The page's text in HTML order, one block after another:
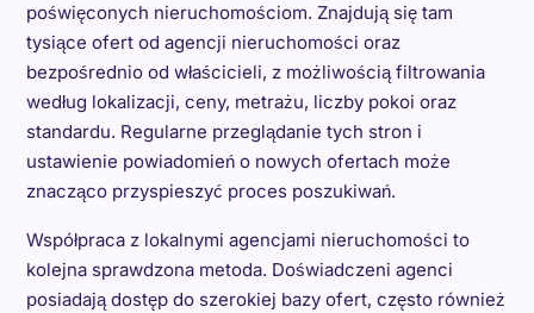
poświęconych nieruchomościom. Znajdują się tam
tysiące ofert od agencji nieruchomości oraz
bezpośrednio od właścicieli, z możliwością filtrowania
według lokalizacji, ceny, metrażu, liczby pokoi oraz
standardu. Regularne przeglądanie tych stron i
ustawienie powiadomień o nowych ofertach może
znacząco przyspieszyć proces poszukiwań.
Współpraca z lokalnymi agencjami nieruchomości to
kolejna sprawdzona metoda. Doświadczeni agenci
posiadają dostęp do szerokiej bazy ofert, często również